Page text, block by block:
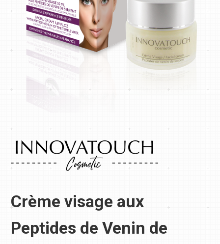
Crème visage aux
Peptides de Venin de